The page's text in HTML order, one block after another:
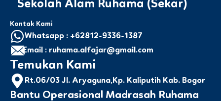
Sekolah Alam Ruhama (Sekar)
Kontak Kami
Whatsapp : +62812-9336-1387
Email : ruhama.alfajar@gmail.com
Temukan Kami
Rt.06/03 Jl. Aryaguna,Kp. Kaliputih Kab. Bogor
Bantu Operasional Madrasah Ruhama